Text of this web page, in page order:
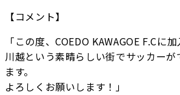
【コメント】
「この度、COEDO KAWAGOE F.Cに
川越という素晴らしい街でサッカー
ます。
よろしくお願いします！」